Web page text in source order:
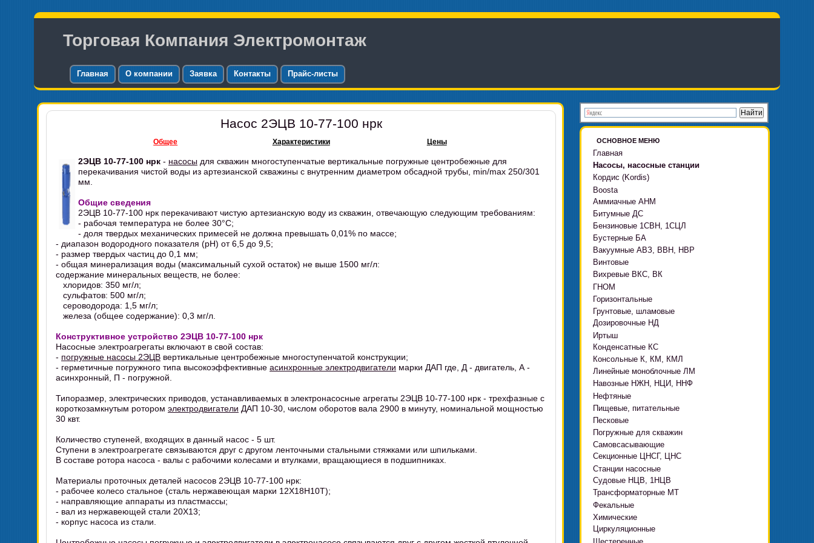
Торговая Компания Электромонтаж
Главная О компании Заявка Контакты Прайс-листы
Насос 2ЭЦВ 10-77-100 нрк
Общее Характеристики Цены
2ЭЦВ 10-77-100 нрк - насосы для скважин многоступенчатые вертикальные погружные центробежные для
перекачивания чистой воды из артезианской скважины с внутренним диаметром обсадной трубы, min/max 250/301
мм.
Общие сведения
2ЭЦВ 10-77-100 нрк перекачивают чистую артезианскую воду из скважин, отвечающую следующим требованиям:
- рабочая температура не более 30°C;
- доля твердых механических примесей не должна превышать 0,01% по массе;
- диапазон водородного показателя (pH) от 6,5 до 9,5;
- размер твердых частиц до 0,1 мм;
- общая минерализация воды (максимальный сухой остаток) не выше 1500 мг/л:
содержание минеральных веществ, не более:
хлоридов: 350 мг/л;
сульфатов: 500 мг/л;
сероводорода: 1,5 мг/л;
железа (общее содержание): 0,3 мг/л.
Конструктивное устройство 2ЭЦВ 10-77-100 нрк
Насосные электроагрегаты включают в свой состав:
- погружные насосы 2ЭЦВ вертикальные центробежные многоступенчатой конструкции;
- герметичные погружного типа высокоэффективные асинхронные электродвигатели марки ДАП где, Д - двигатель, А -
асинхронный, П - погружной.
Типоразмер, электрических приводов, устанавливаемых в электронасосные агрегаты 2ЭЦВ 10-77-100 нрк - трехфазные с
короткозамкнутым ротором электродвигатели ДАП 10-30, числом оборотов вала 2900 в минуту, номинальной мощностью
30 квт.
Количество ступеней, входящих в данный насос - 5 шт.
Ступени в электроагрегате связываются друг с другом ленточными стальными стяжками или шпильками.
В составе ротора насоса - валы с рабочими колесами и втулками, вращающиеся в подшипниках.
Материалы проточных деталей насосов 2ЭЦВ 10-77-100 нрк:
- рабочее колесо стальное (сталь нержавеющая марки 12Х18Н10Т);
- направляющие аппараты из пластмассы;
- вал из нержавеющей стали 20Х13;
- корпус насоса из стали.
ОСНОВНОЕ МЕНЮ
Главная
Насосы, насосные станции
Кордис (Kordis)
Boosta
Boosta-F
Boosta-L
Boosta-APD установки
Аммиачные АНМ
Битумные ДС
Бензиновые 1СВН, 1СЦЛ
Бустерные БА
Вакуумные АВЗ, ВВН, НВР
Винтовые
Вихревые ВКС, ВК
ГНОМ
Грязевые
Ф, Фр
с HMS Control
Горизонтальные
Д, 1Д
ЦН
DeLium
Грунтовые, шламовые
ГРАТ, ГРАК, ГРАР
ВШН
Дозировочные НД
Иртыш
ПФ, НФ, ПД
ЦМЛ
ЦМК
Конденсатные КС
Консольные К, КМ, КМЛ
Линейные моноблочные ЛМ
Навозные НЖН, НЦИ, ННФ
Нефтяные
НВ, НВЕ, НДВ
КМC
4(5,6)НК
КМХ Адонис
Пищевые, питательные
ОНЦ, СНЦ
ЦВК
ПЭ
Поршневые на пару
Песковые
П, ПР, ПБ, ПК, ПРВП
ППР, ППК вертикальные
Погружные для скважин
ЭЦВ Ливнынасос
ЭЦВ Промбурвод
2ЭЦВ
БЦП М
CRS
СПА 4
Самовсасывающие
АНС
С-569
С-245
Секционные ЦНСГ, ЦНС
Станции насосные
СУЗ, HMS Control
Автоматические САУ
Садовые Ингро CAM
Судовые НЦВ, 1НЦВ
Трансформаторные МТ
Фекальные
СМ, 1СМ, 2СМ
СД, СДВ
Химические
Х
Циркуляционные